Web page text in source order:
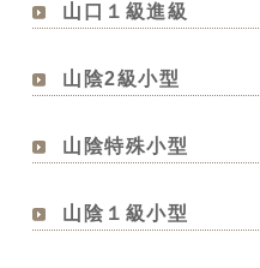
山口１級進級
山陰2級小型
山陰特殊小型
山陰１級小型